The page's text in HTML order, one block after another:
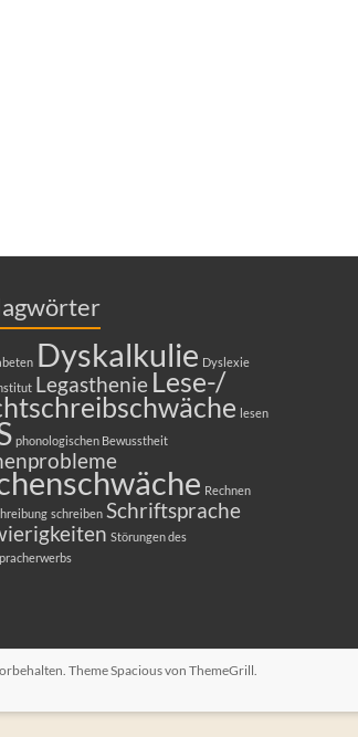
Dyskalkulie Dyslexie
Legasthenie Lese-/
lesen
phonologischen Bewusstheit
Rechnen
schreiben Schriftsprache
Störungen des
ThemeSpaciousvon ThemeGrill.